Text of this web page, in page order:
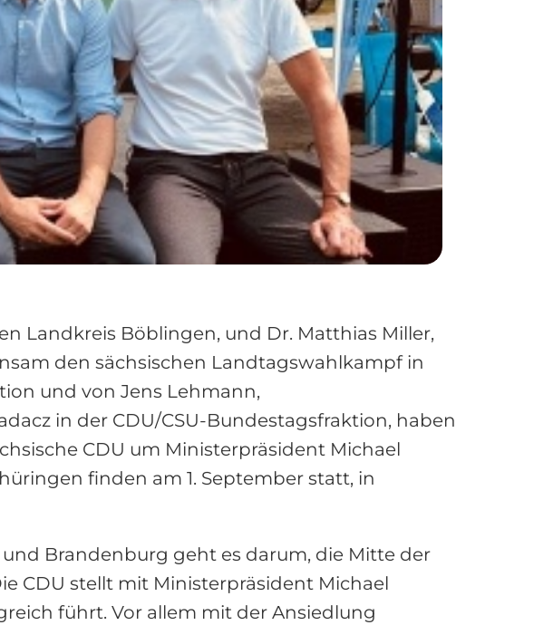
Landkreis Böblingen, und Dr. Matthias Miller,
den sächsischen Landtagswahlkampf in
und von Jens Lehmann,
in der CDU/CSU-Bundestagsfraktion, haben
CDU um Ministerpräsident Michael
finden am 1. September statt, in
Brandenburg geht es darum, die Mitte der
CDU stellt mit Ministerpräsident Michael
führt. Vor allem mit der Ansiedlung